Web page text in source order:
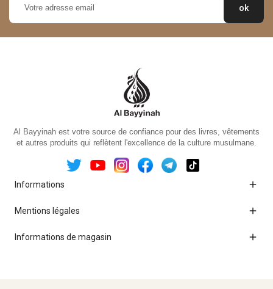
Al Bayyinah est votre source de confiance pour des livres, vêtements
et autres produits qui reflètent l'excellence de la culture musulmane.
Informations 
Mentions légales 
Informations de magasin 